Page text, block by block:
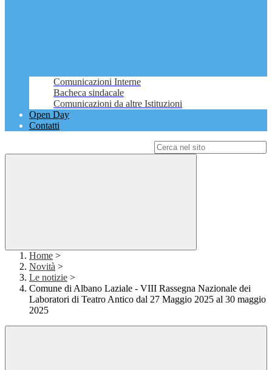
Comunicazioni Interne
Bacheca sindacale
Comunicazioni da altre Istituzioni
Open Day
Contatti
Home >
Novità >
Le notizie >
Comune di Albano Laziale - VIII Rassegna Nazionale dei
Laboratori di Teatro Antico dal 27 Maggio 2025 al 30 maggio
2025